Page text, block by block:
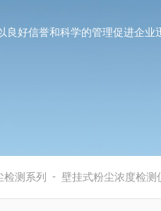
良好信誉和科学的管理促进企业
检测系列 - 壁挂式粉尘浓度检测